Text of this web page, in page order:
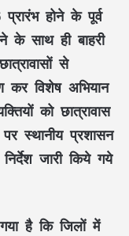
होने के पूर्व
के साथ ही बाहरी
से
कर विशेष अभियान
को छात्रावास
स्थानीय प्रशासन
जारी किये गये
है कि जिलों में